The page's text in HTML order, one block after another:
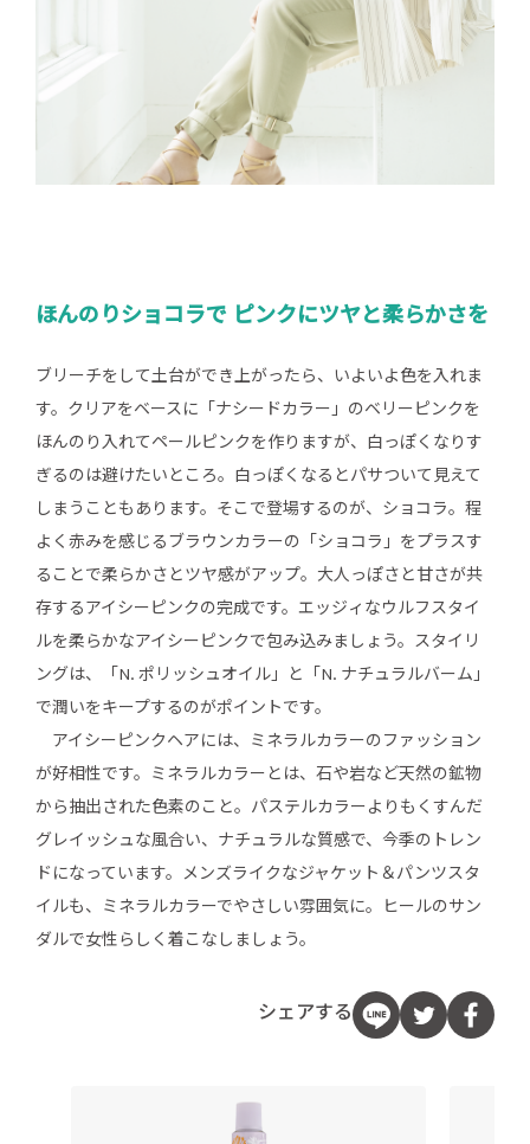
ほんのりショコラで ピンクにツヤと柔らかさを
ブリーチをして土台ができ上がったら、いよいよ色を入れま
す。クリアをベースに「ナシードカラー」のベリーピンクを
ほんのり入れてペールピンクを作りますが、白っぽくなりす
ぎるのは避けたいところ。白っぽくなるとパサついて見えて
しまうこともあります。そこで登場するのが、ショコラ。程
よく赤みを感じるブラウンカラーの「ショコラ」をプラスす
ることで柔らかさとツヤ感がアップ。大人っぽさと甘さが共
存するアイシーピンクの完成です。エッジィなウルフスタイ
ルを柔らかなアイシーピンクで包み込みましょう。スタイリ
ングは、「N. ポリッシュオイル」と「N. ナチュラルバーム」
で潤いをキープするのがポイントです。
アイシーピンクヘアには、ミネラルカラーのファッション
が好相性です。ミネラルカラーとは、石や岩など天然の鉱物
から抽出された色素のこと。パステルカラーよりもくすんだ
グレイッシュな風合い、ナチュラルな質感で、今季のトレン
ドになっています。メンズライクなジャケット＆パンツスタ
イルも、ミネラルカラーでやさしい雰囲気に。ヒールのサン
ダルで女性らしく着こなしましょう。
シェアする